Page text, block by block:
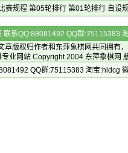
比赛规程 第05轮排行 第01轮排行 自设
联系QQ:88081492 QQ群:75115383
章版权归作者和 东萍象棋网共同拥有
专业网站 Copyright 2004 东萍象棋网
QQ群:75115383 淘宝:hldcg